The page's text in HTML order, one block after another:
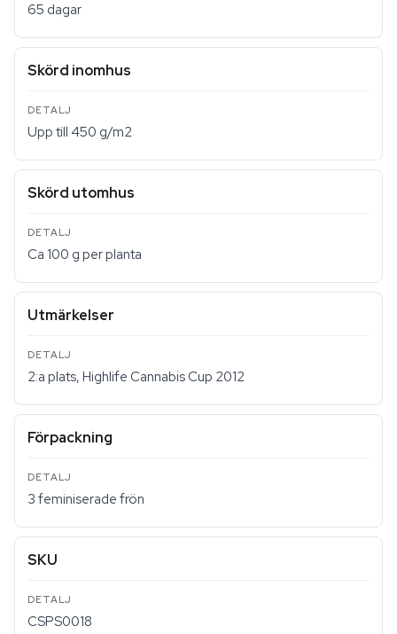
65 dagar
Skörd inomhus
Upp till 450 g/m2
Skörd utomhus
Ca 100 g per planta
Utmärkelser
2:a plats, Highlife Cannabis Cup 2012
Förpackning
3 feminiserade frön
SKU
CSPS0018